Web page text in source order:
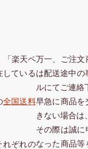
「楽天ペ
している
全国送料
れぞれの
万一、ご注文
は配送途中の
ルにてご連絡
早急に商品を
きない場合は
その際は誠
なった商品等